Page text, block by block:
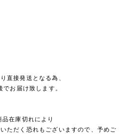
直接発送となる為、
お届け致します。
在庫切れにより
ただく恐れもございますので、予めご